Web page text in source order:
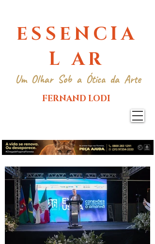
ESSENCIA
L AR
Um Olhar Sob a Ótica da Arte
FERNAND LODI